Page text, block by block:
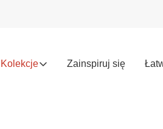
Kolekcje Zainspiruj się